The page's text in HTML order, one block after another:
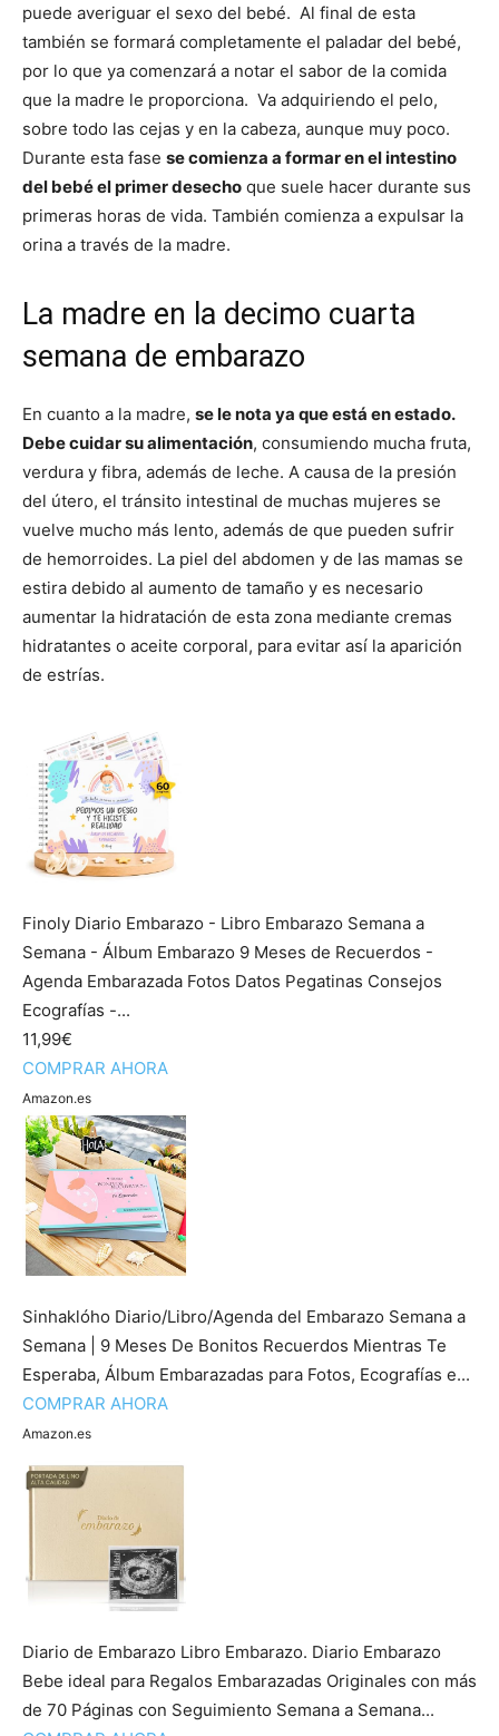
puede averiguar el sexo del bebé. Al final de esta
también se formará completamente el paladar del bebé,
por lo que ya comenzará a notar el sabor de la comida
que la madre le proporciona. Va adquiriendo el pelo,
sobre todo las cejas y en la cabeza, aunque muy poco.
Durante esta fase se comienza a formar en el intestino
del bebé el primer desecho que suele hacer durante sus
primeras horas de vida. También comienza a expulsar la
orina a través de la madre.
La madre en la decimo cuarta
semana de embarazo
En cuanto a la madre, se le nota ya que está en estado.
Debe cuidar su alimentación, consumiendo mucha fruta,
verdura y fibra, además de leche. A causa de la presión
del útero, el tránsito intestinal de muchas mujeres se
vuelve mucho más lento, además de que pueden sufrir
de hemorroides. La piel del abdomen y de las mamas se
estira debido al aumento de tamaño y es necesario
aumentar la hidratación de esta zona mediante cremas
hidratantes o aceite corporal, para evitar así la aparición
de estrías.
Finoly Diario Embarazo - Libro Embarazo Semana a
Semana - Álbum Embarazo 9 Meses de Recuerdos -
Agenda Embarazada Fotos Datos Pegatinas Consejos
Ecografías -...
11,99€
COMPRAR AHORA
Amazon.es
Sinhaklóho Diario/Libro/Agenda del Embarazo Semana a
Semana | 9 Meses De Bonitos Recuerdos Mientras Te
Esperaba, Álbum Embarazadas para Fotos, Ecografías e...
COMPRAR AHORA
Amazon.es
Diario de Embarazo Libro Embarazo. Diario Embarazo
Bebe ideal para Regalos Embarazadas Originales con más
de 70 Páginas con Seguimiento Semana a Semana...